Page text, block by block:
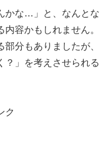
かな…」と、なんとな
容かもしれません。
分もありましたが、
？」を考えさせられる
ク